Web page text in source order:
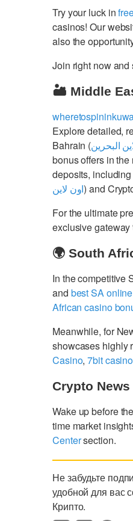
Try your luck in
casinos! Our
also the
Join right now and
🏜️ Middle
Explore detailed,
Bahrain (البحرين
bonus offers in the
deposits,
اون لاين) and
For the ultimate
exclusive
🌍 South
In the competitive
and best SA
African casino
Meanwhile, for
showcases highly
Casino,7bit casino
Crypto
Wake up before
time market
Centersection.
Не забудьте
удобной для вас
Крипто.